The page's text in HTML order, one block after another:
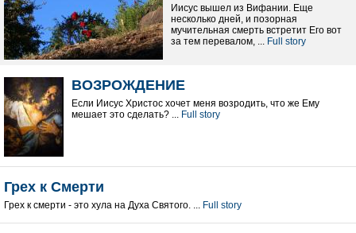
Иисус вышел из Вифании. Еще
несколько дней, и позорная
мучительная смерть встретит Его вот
за тем перевалом, ... Full story
ВОЗРОЖДЕНИЕ
Если Иисус Христос хочет меня возродить, что же Ему
мешает это сделать? ... Full story
Грех к Смерти
Грех к смерти - это xула на Духа Святого. ... Full story